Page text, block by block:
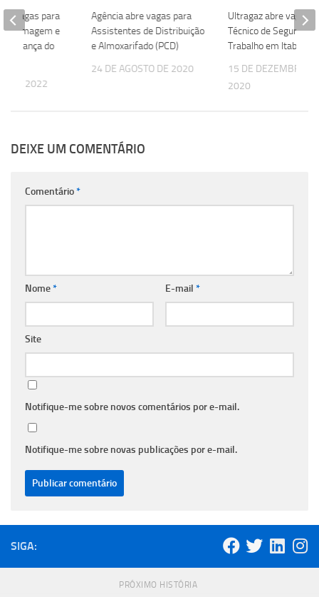
Agência abre vagas para
Assistentes de Distribuição
e Almoxarifado (PCD)
24 DE AGOSTO DE 2020
Ultragaz abre vaga
Técnico de Segurança
Trabalho em Itabuna
15 DE DEZEMBRO
2020
vagas para
e
do
DE 2022
DEIXE UM COMENTÁRIO
Comentário*
Nome* E-mail *
Site
Notifique-me sobre novos comentários por e-mail.
Notifique-me sobre novas publicações por e-mail.
SIGA:
PRÓXIMO HISTÓRIA